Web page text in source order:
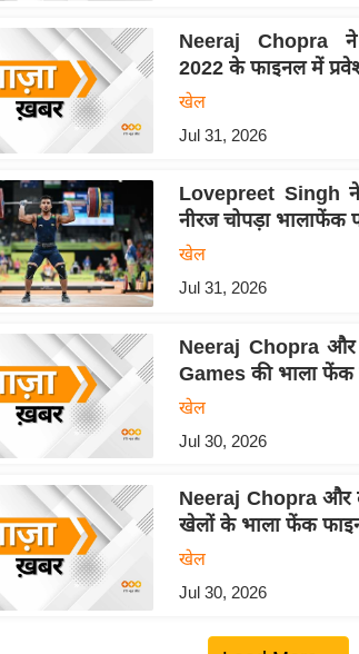
Neeraj Chopra
2022 के फाइनल में
खेल
Jul 31, 2026
Lovepreet Singh
नीरज चोपड़ा भालाफेंक
खेल
Jul 31, 2026
Neeraj Chopra और
Games की भाला फेंक
खेल
Jul 30, 2026
Neeraj Chopra और
खेलों के भाला फेंक
खेल
Jul 30, 2026